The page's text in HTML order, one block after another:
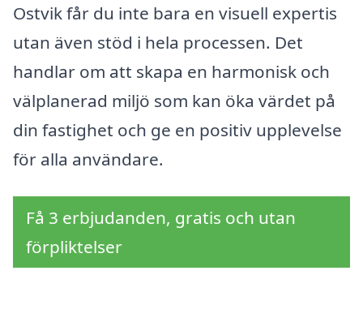
Ostvik får du inte bara en visuell expertis
utan även stöd i hela processen. Det
handlar om att skapa en harmonisk och
välplanerad miljö som kan öka värdet på
din fastighet och ge en positiv upplevelse
för alla användare.
Få 3 erbjudanden, gratis och utan
förpliktelser